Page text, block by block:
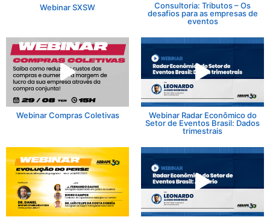
Webinar SXSW
Consultoria: Tributos – Os
desafios para as empresas de
eventos
Webinar Compras Coletivas
Webinar Radar Econômico do
Setor de Eventos Brasil: Dados
trimestrais